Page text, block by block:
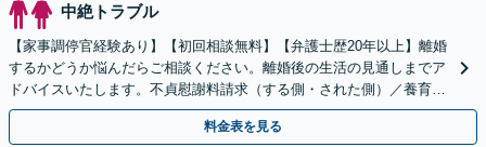
中絶トラブル
【家事調停官経験あり】【初回相談無料】【弁護士歴20年以上】離婚
するかどうか悩んだらご相談ください。離婚後の生活の見通しまでア
ドバイスいたします。不貞慰謝料請求（する側・された側）／養育費
／親権／モラハラ被害【完全個室】【子連れ相談可】
料金表を見る